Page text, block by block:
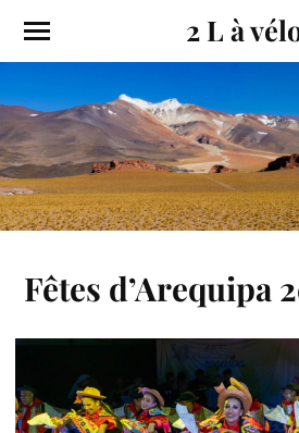
2 L à
Fêtes d’Arequipa